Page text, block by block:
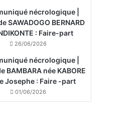
nécrologique |
SAWADOGO BERNARD
: Faire-part
26/06/2026
nécrologique |
BAMBARA née KABORE
Josephe : Faire -part
01/06/2026